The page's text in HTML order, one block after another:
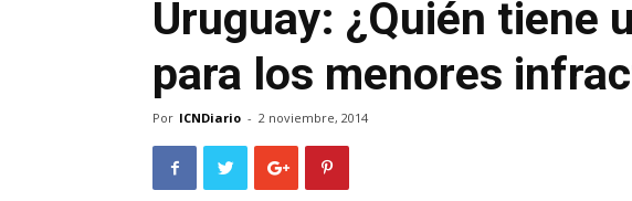
Uruguay: ¿Quién tiene
para los menores
Por ICNDiario - 2 noviembre, 2014